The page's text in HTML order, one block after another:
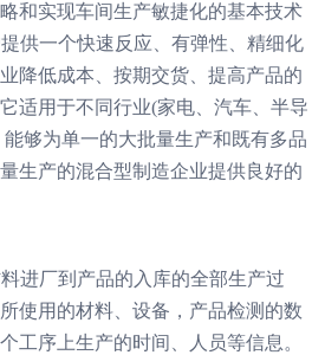
和实现车间生产敏捷化的基本技术
供一个快速反应、有弹性、精细化
降低成本、按期交货、提高产品的
适用于不同行业(家电、汽车、半导
够为单一的大批量生产和既有多品
生产的混合型制造企业提供良好的
厂到产品的入库的全部生产过
使用的材料、设备，产品检测的数
工序上生产的时间、人员等信息。